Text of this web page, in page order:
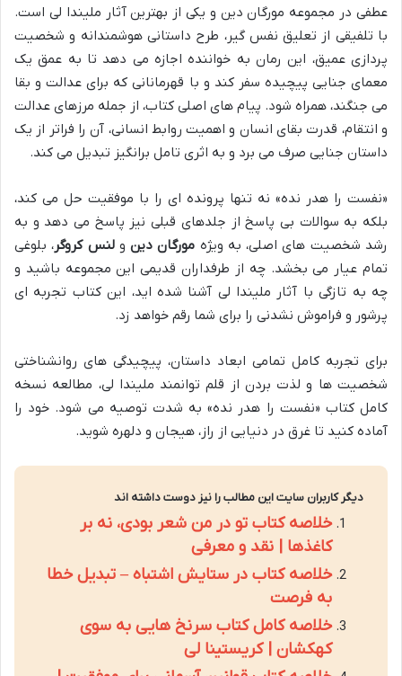
عطفی در مجموعه مورگان دین و یکی از بهترین آثار ملیندا لی است.
با تلفیقی از تعلیق نفس گیر، طرح داستانی هوشمندانه و شخصیت
پردازی عمیق، این رمان به خواننده اجازه می دهد تا به عمق یک
معمای جنایی پیچیده سفر کند و با قهرمانانی که برای عدالت و بقا
می جنگند، همراه شود. پیام های اصلی کتاب، از جمله مرزهای عدالت
و انتقام، قدرت بقای انسان و اهمیت روابط انسانی، آن را فراتر از یک
داستان جنایی صرف می برد و به اثری تامل برانگیز تبدیل می کند.
«نفست را هدر نده» نه تنها پرونده ای را با موفقیت حل می کند،
بلکه به سوالات بی پاسخ از جلدهای قبلی نیز پاسخ می دهد و به
رشد شخصیت های اصلی، به ویژه مورگان دینولنس کروگر، بلوغی
تمام عیار می بخشد. چه از طرفداران قدیمی این مجموعه باشید و
چه به تازگی با آثار ملیندا لی آشنا شده اید، این کتاب تجربه ای
پرشور و فراموش نشدنی را برای شما رقم خواهد زد.
برای تجربه کامل تمامی ابعاد داستان، پیچیدگی های روانشناختی
شخصیت ها و لذت بردن از قلم توانمند ملیندا لی، مطالعه نسخه
کامل کتاب «نفست را هدر نده» به شدت توصیه می شود. خود را
آماده کنید تا غرق در دنیایی از راز، هیجان و دلهره شوید.
دیگر کاربران سایت این مطالب را نیز دوست داشته اند
خلاصه کتاب تو در من شعر بودی، نه بر
کاغذها | نقد و معرفی
خلاصه کتاب در ستایش اشتباه – تبدیل خطا
به فرصت
خلاصه کامل کتاب سرنخ هایی به سوی
کهکشان | کریستینا لی